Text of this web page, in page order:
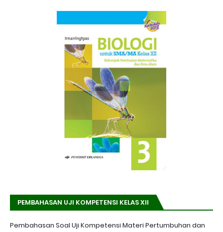
PEMBAHASAN UJI KOMPETENSI KELAS XII
Pembahasan Soal Uji Kompetensi Materi Pertumbuhan dan